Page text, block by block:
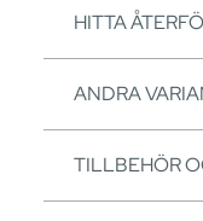
HITTA
ANDRA
TILLBEHÖR